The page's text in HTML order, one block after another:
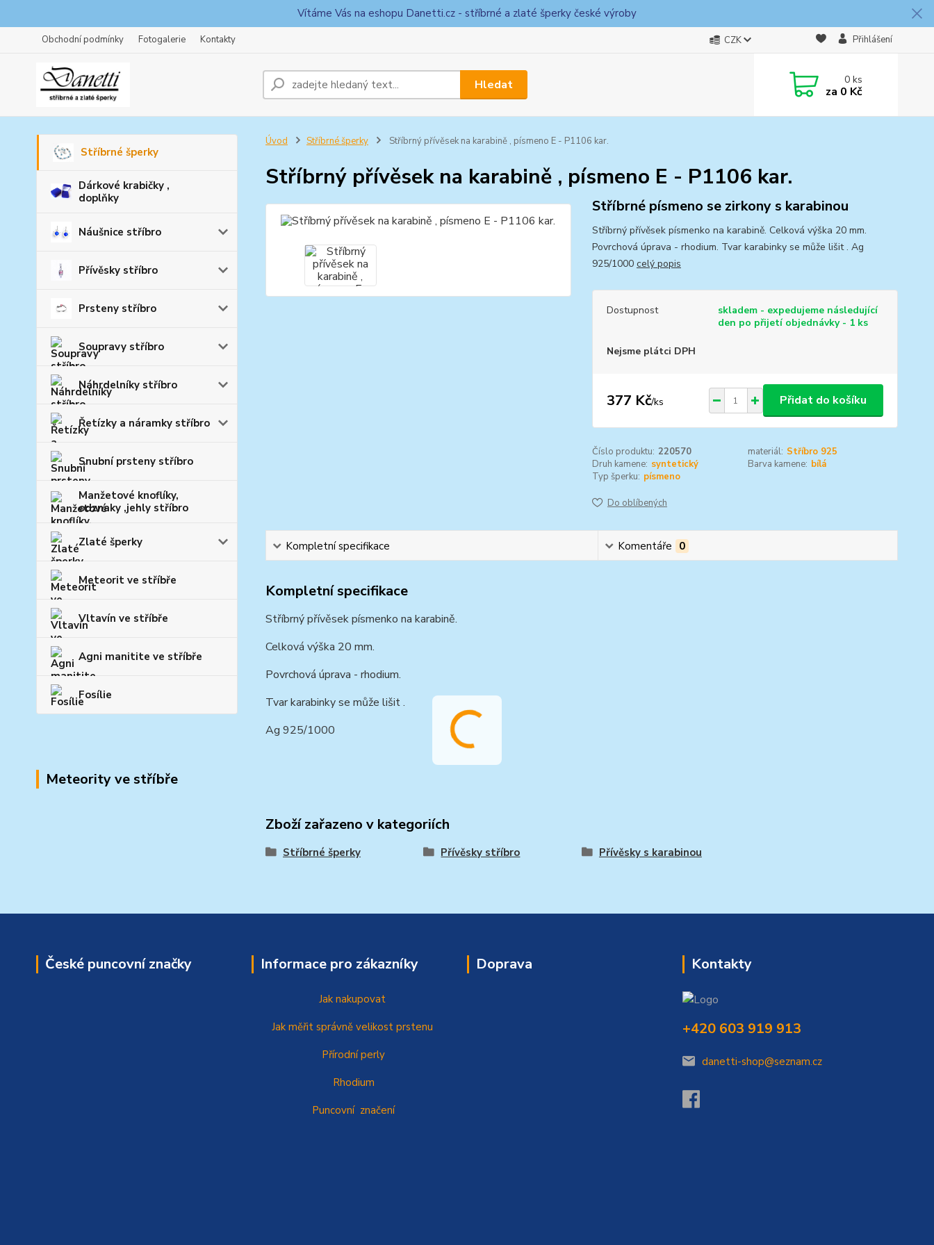
Vítáme Vás na eshopu Danetti.cz - stříbrné a zlaté šperky české výroby
Obchodní podmínky Fotogalerie Kontakty CZK Přihlášení
Hledat 0ks
za 0 Kč
Stříbrné šperky
Dárkové krabičky ,
doplňky
Náušnice stříbro
Přívěsky stříbro
Prsteny stříbro
Soupravy stříbro
Náhrdelníky stříbro
Řetízky a náramky stříbro
Snubní prsteny stříbro
Manžetové knoflíky,
odznaky ,jehly stříbro
Zlaté šperky
Meteorit ve stříbře
Vltavín ve stříbře
Agni manitite ve stříbře
Fosílie
Meteority ve stříbře
Úvod Stříbrné šperky Stříbrný přívěsek na karabině , písmeno E - P1106 kar.
Stříbrný přívěsek na karabině , písmeno E - P1106 kar.
Stříbrné písmeno se zirkony s karabinou
Stříbrný přívěsek písmenko na karabině. Celková výška 20 mm.
Povrchová úprava - rhodium. Tvar karabinky se může lišit . Ag
925/1000 celý popis
Dostupnost
skladem - expedujeme následující
den po přijetí objednávky - 1 ks
Nejsme plátci DPH
377 Kč/ks Přidat do košíku
Číslo produktu: 220570 materiál: Stříbro 925
Druh kamene: syntetický Barva kamene: bílá
Typ šperku: písmeno
Do oblíbených
Kompletní specifikace Komentáře 0
Kompletní specifikace
Stříbrný přívěsek písmenko na karabině.
Celková výška 20 mm.
Povrchová úprava - rhodium.
Tvar karabinky se může lišit .
Ag 925/1000
Zboží zařazeno v kategoriích
Stříbrné šperky Přívěsky stříbro Přívěsky s karabinou
České puncovní značky Informace pro zákazníky
Jak nakupovat
Jak měřit správněvelikost prstenu
Přírodní perly
Rhodium
Puncovní značení
Doprava Kontakty
+420 603 919 913
danetti-shop@seznam.cz